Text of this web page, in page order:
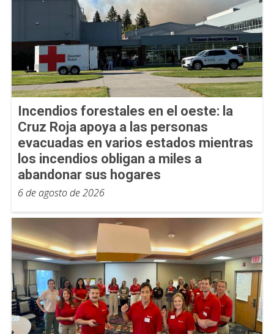
Incendios forestales en el oeste: la
Cruz Roja apoya a las personas
evacuadas en varios estados mientras
los incendios obligan a miles a
abandonar sus hogares
6 de agosto de 2026